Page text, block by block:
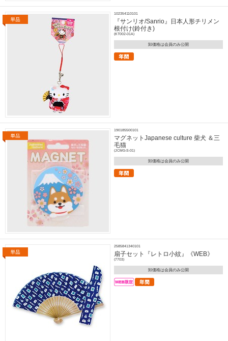
102354110101
『サンリオ/Sanrio』日本人形チリメン
根付け(鈴付き)
(KT002-01A)
卸価格は会員のみ公開
190185500101
マグネットJapanese culture 柴犬 ＆三
毛猫
(JCMG-S-01)
卸価格は会員のみ公開
2585841340101
扇子セット『レトロ小紋』《WEB》
(7703)
卸価格は会員のみ公開